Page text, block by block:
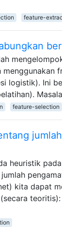
feature-
logistik). Ini
feature-selection
heuristik
kita dapat